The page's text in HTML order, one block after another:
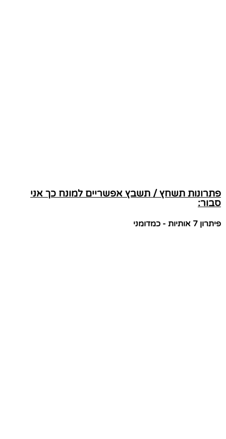
פתרונות תשחץ / תשבץ אפשריים למונח כך אני
סבור:
פיתרון 7 אותיות - כמדומני